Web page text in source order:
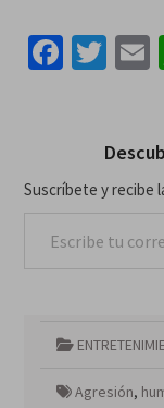
Suscríbete y recibe
Agresión,